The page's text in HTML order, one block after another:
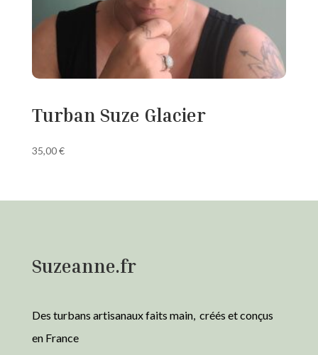
Turban Suze Glacier
35,00€
Suzeanne.fr
Des turbans artisanaux faits main, créés et conçus
en France